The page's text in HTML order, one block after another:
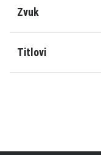
Zvuk
Titlovi